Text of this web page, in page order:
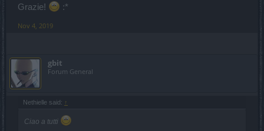
Grazie! :*
Nov 4, 2019
gbit
Forum General
Nethielle said: ↑
Ciao a tutti